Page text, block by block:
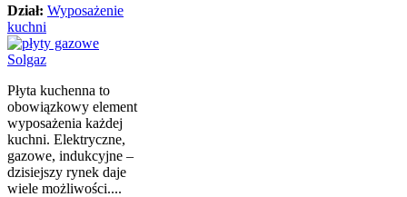
Dział: Wyposażenie
kuchni
Płyta kuchenna to
obowiązkowy element
wyposażenia każdej
kuchni. Elektryczne,
gazowe, indukcyjne –
dzisiejszy rynek daje
wiele możliwości....